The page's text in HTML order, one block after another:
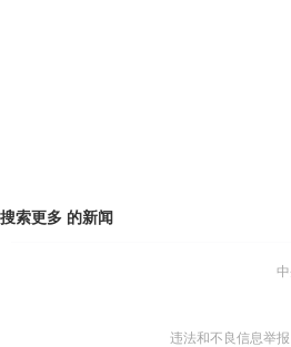
搜索更多 的新闻
违法和不良信息举报